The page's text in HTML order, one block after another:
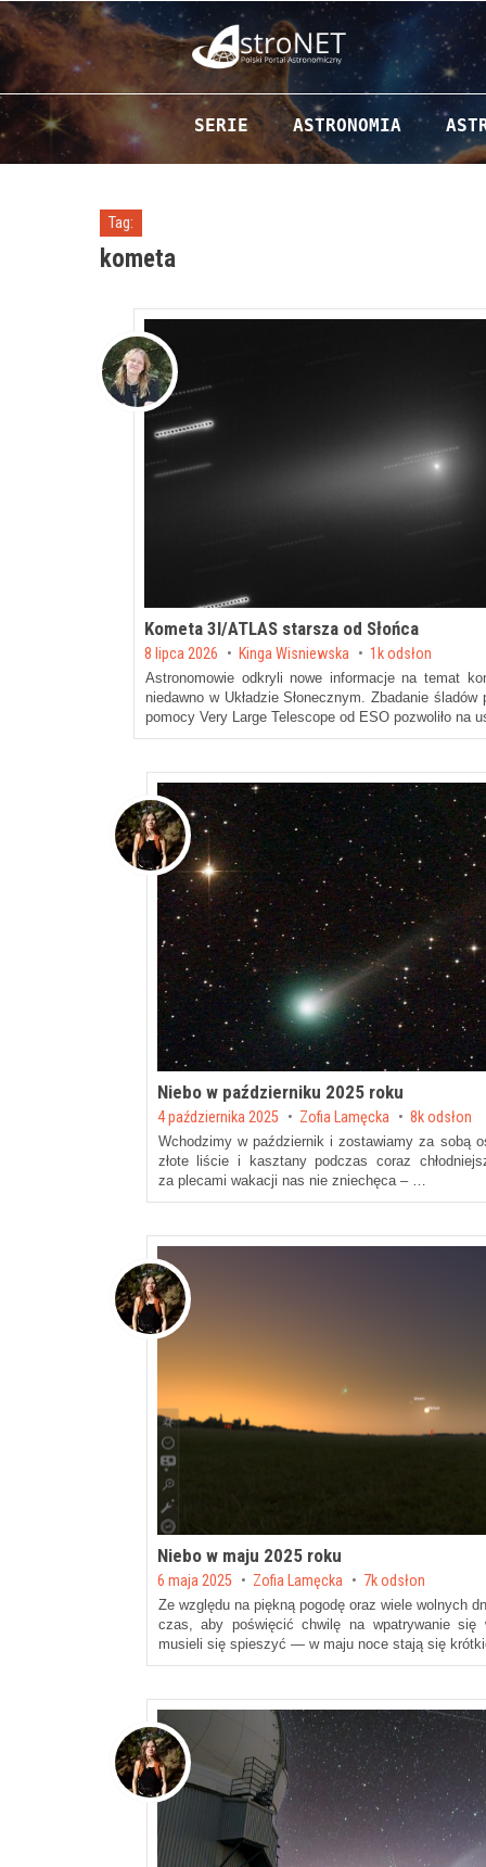
Przejdź do zawartości
SERIE ASTRONOMIA
Tag:
kometa
Kometa 3I/ATLAS starsza od Słońca
Posted on
8 lipca 2026 by Kinga Wisniewska 1k odsłon
Astronomowie odkryli nowe informacje na temat
niedawno w Układzie Słonecznym. Zbadanie
pomocy Very Large Telescope od ESO pozwoliło na
Niebo w październiku 2025 roku
Posted on
4 października 2025 by Zofia Lamęcka 8k odsłon
Wchodzimy w październik i zostawiamy za sobą
złote liście i kasztany podczas coraz
za plecami wakacji nas nie zniechęca – …
Niebo w maju 2025 roku
Posted on
6 maja 2025 by Zofia Lamęcka 7k odsłon
Ze względu na piękną pogodę oraz wiele wolnych
czas, aby poświęcić chwilę na wpatrywanie się
musieli się spieszyć — w maju noce stają się